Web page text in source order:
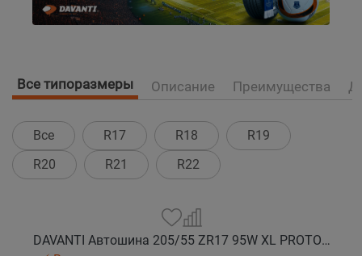
Все типоразмеры Описание Преимущества
Все R17 R18
R19
R20
R21 R22
DAVANTI Автошина 205/55 ZR17 95W XL PROTOURA SPORT RPR лето